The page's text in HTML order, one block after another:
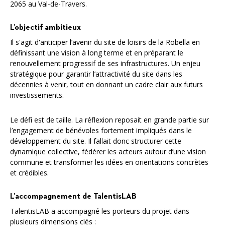
2065 au Val-de-Travers.
L’objectif ambitieux
Il s'agit d'anticiper l’avenir du site de loisirs de la Robella en
définissant une vision à long terme et en préparant le
renouvellement progressif de ses infrastructures. Un enjeu
stratégique pour garantir l’attractivité du site dans les
décennies à venir, tout en donnant un cadre clair aux futurs
investissements.
Le défi est de taille. La réflexion reposait en grande partie sur
l’engagement de bénévoles fortement impliqués dans le
développement du site. Il fallait donc structurer cette
dynamique collective, fédérer les acteurs autour d’une vision
commune et transformer les idées en orientations concrètes
et crédibles.
L’accompagnement de TalentisLAB
TalentisLAB a accompagné les porteurs du projet dans
plusieurs dimensions clés :